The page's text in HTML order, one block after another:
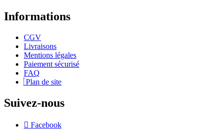
Informations
CGV
Livraisons
Mentions légales
Paiement sécurisé
FAQ
Plan de site
Suivez-nous
Facebook